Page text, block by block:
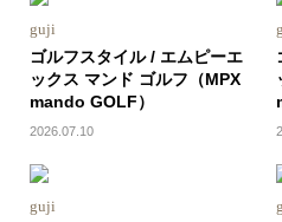
guji
ゴルフスタイル / エムピーエ
ックス マンド ゴルフ（MPX
mando GOLF）
2026.07.10
guji